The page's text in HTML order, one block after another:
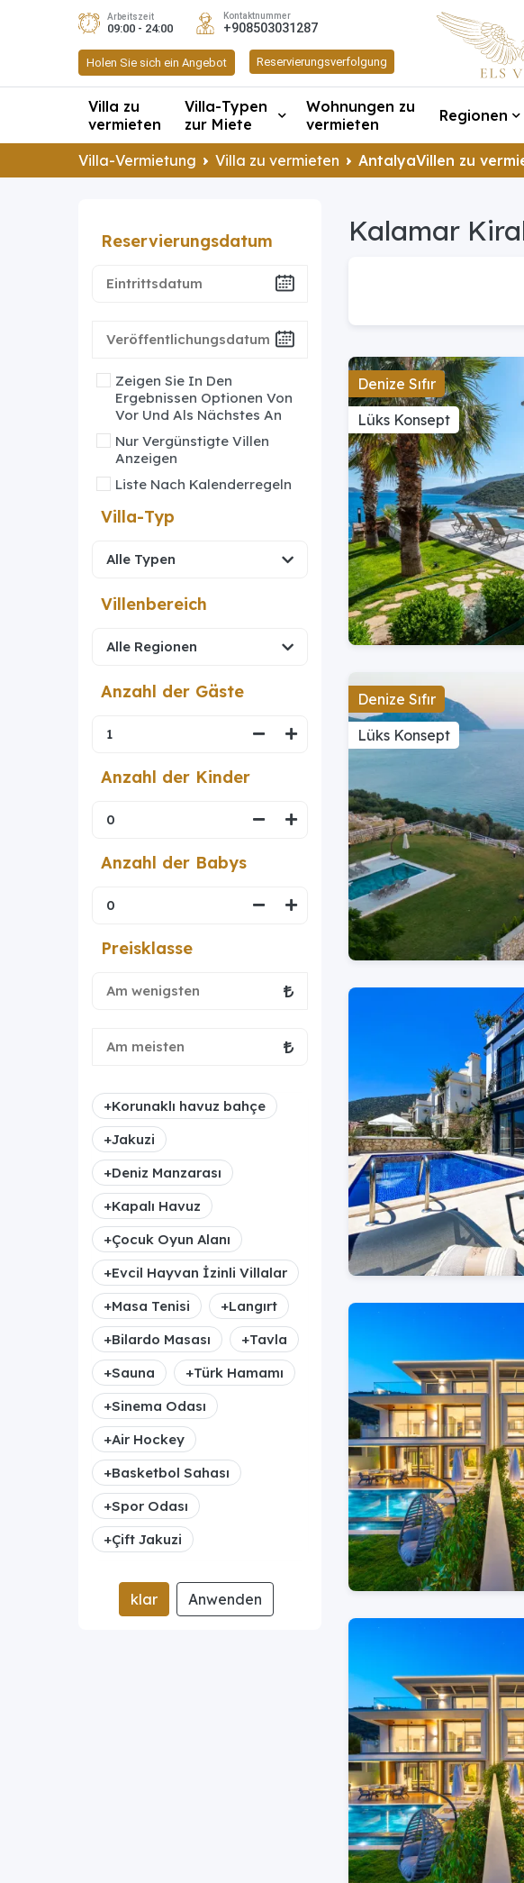
Arbeitszeit
09:00 - 24:00
Kontaktnummer
+908503031287
Holen Sie sich ein Angebot Reservierungsverfolgung
Villa zu
vermieten
Villa-Typen
zur Miete
Wohnungen zu
vermieten
Regionen
Villa-Vermietung Villa zu vermieten AntalyaVillen zu
Reservierungsdatum
Zeigen Sie In Den
Ergebnissen Optionen Von
Vor Und Als Nächstes An
Nur Vergünstigte Villen
Anzeigen
Liste Nach Kalenderregeln
Villa-Typ
Villenbereich
Anzahl der Gäste
Anzahl der Kinder
Anzahl der Babys
Preisklasse
+Korunaklı havuz bahçe
+Jakuzi
+Deniz Manzarası
+Kapalı Havuz
+Çocuk Oyun Alanı
+Evcil Hayvan İzinli Villalar
+Masa Tenisi +Langırt
+Bilardo Masası +Tavla
+Sauna +Türk Hamamı
+Sinema Odası
+Air Hockey
+Basketbol Sahası
+Spor Odası
+Çift Jakuzi
klar Anwenden
Kalamar
Denize Sıfır
Lüks Konsept
Denize Sıfır
Lüks Konsept